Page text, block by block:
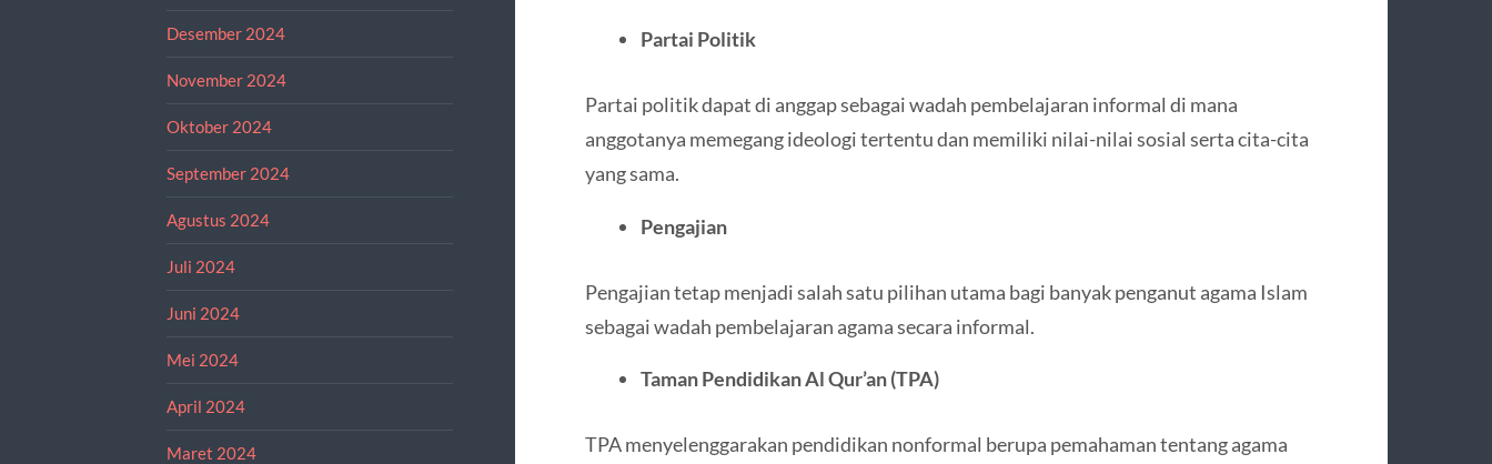
Desember 2024
November 2024
Oktober 2024
September 2024
Agustus 2024
Juli 2024
Juni 2024
Mei 2024
April 2024
Maret 2024
Partai Politik
Partai politik dapat di anggap sebagai wadah pembelajaran informal di mana
anggotanya memegang ideologi tertentu dan memiliki nilai-nilai sosial serta cita-cita
yang sama.
Pengajian
Pengajian tetap menjadi salah satu pilihan utama bagi banyak penganut agama Islam
sebagai wadah pembelajaran agama secara informal.
Taman Pendidikan Al Qur’an (TPA)
TPA menyelenggarakan pendidikan nonformal berupa pemahaman tentang agama